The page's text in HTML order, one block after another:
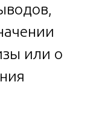
или о